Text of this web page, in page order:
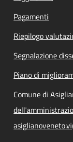
Pagamenti
Riepilogo
Segnalazione
Piano di
Comune di